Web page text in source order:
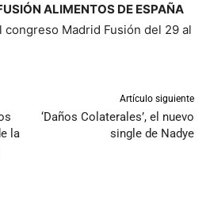
ALIMENTOS DE ESPAÑA
congreso Madrid Fusión del 29 al
la
Artículo siguiente
‘Daños Colaterales’, el nuevo
single de Nadye